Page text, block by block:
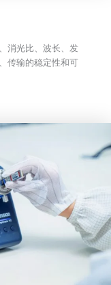
消光比、波长、发
传输的稳定性和可